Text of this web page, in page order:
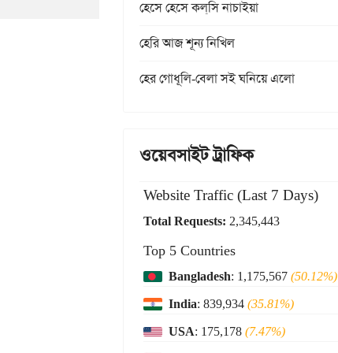
হেসে হেসে কল্‌সি নাচাইয়া
হেরি আজ শূন্য নিখিল
হের গোধূলি-বেলা সই ঘনিয়ে এলো
ওয়েবসাইট ট্রাফিক
Website Traffic (Last 7 Days)
Total Requests: 2,345,443
Top 5 Countries
Bangladesh: 1,175,567(50.12%)
India: 839,934(35.81%)
USA: 175,178(7.47%)